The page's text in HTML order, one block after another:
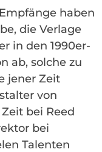
haben
die Verlage
in den 1990er-
ab, solche zu
jener Zeit
von
bei Reed
bei
Talenten